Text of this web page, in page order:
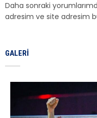
Daha sonraki
adresim ve site adresim
GALERI